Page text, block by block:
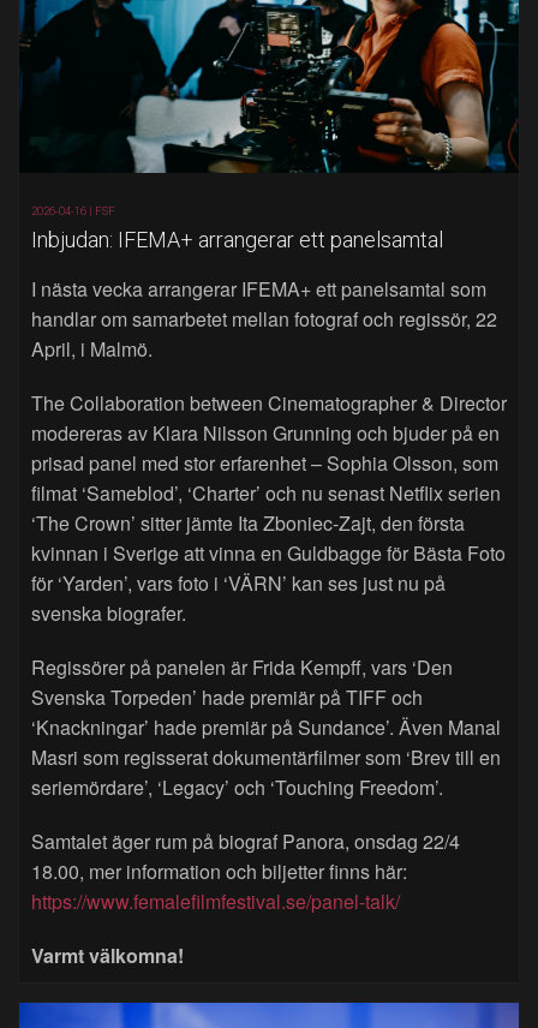
2026-04-16 | FSF
Inbjudan: IFEMA+ arrangerar ett panelsamtal
I nästa vecka arrangerar IFEMA+ ett panelsamtal som
handlar om samarbetet mellan fotograf och regissör, 22
April, i Malmö.
The Collaboration between Cinematographer & Director
modereras av Klara Nilsson Grunning och bjuder på en
prisad panel med stor erfarenhet – Sophia Olsson, som
filmat ‘Sameblod’, ‘Charter’ och nu senast Netflix serien
‘The Crown’ sitter jämte Ita Zboniec-Zajt, den första
kvinnan i Sverige att vinna en Guldbagge för Bästa Foto
för ‘Yarden’, vars foto i ‘VÄRN’ kan ses just nu på
svenska biografer.
Regissörer på panelen är Frida Kempff, vars ‘Den
Svenska Torpeden’ hade premiär på TIFF och
‘Knackningar’ hade premiär på Sundance’. Även Manal
Masri som regisserat dokumentärfilmer som ‘Brev till en
seriemördare’, ‘Legacy’ och ‘Touching Freedom’.
Samtalet äger rum på biograf Panora, onsdag 22/4
18.00, mer information och biljetter finns här:
https://www.femalefilmfestival.se/panel-talk/
Varmt välkomna!